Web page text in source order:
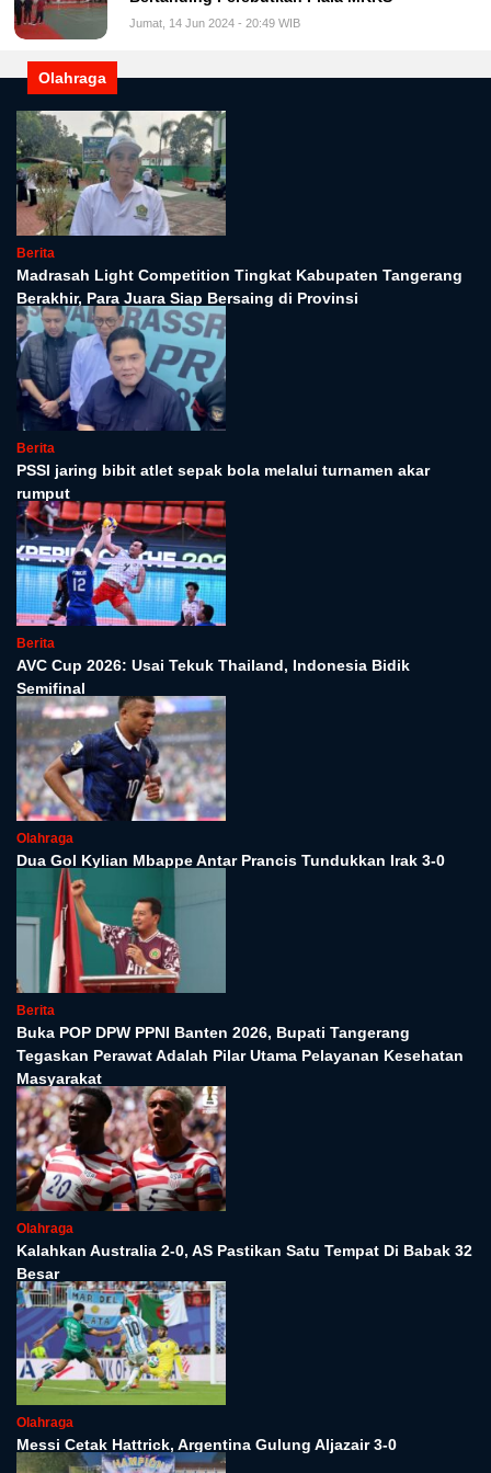
Jumat, 14 Jun 2024 - 20:49 WIB
Olahraga
Berita
Madrasah Light Competition Tingkat Kabupaten Tangerang
Berakhir, Para Juara Siap Bersaing di Provinsi
Berita
PSSI jaring bibit atlet sepak bola melalui turnamen akar
rumput
Berita
AVC Cup 2026: Usai Tekuk Thailand, Indonesia Bidik
Semifinal
Olahraga
Dua Gol Kylian Mbappe Antar Prancis Tundukkan Irak 3-0
Berita
Buka POP DPW PPNI Banten 2026, Bupati Tangerang
Tegaskan Perawat Adalah Pilar Utama Pelayanan Kesehatan
Masyarakat
Olahraga
Kalahkan Australia 2-0, AS Pastikan Satu Tempat Di Babak 32
Besar
Olahraga
Messi Cetak Hattrick, Argentina Gulung Aljazair 3-0